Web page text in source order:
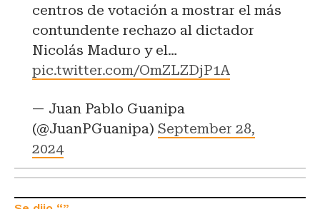
centros de votación a mostrar el más
contundente rechazo al dictador
Nicolás Maduro y el…
pic.twitter.com/OmZLZDjP1A
— Juan Pablo Guanipa
(@JuanPGuanipa) September 28,
2024